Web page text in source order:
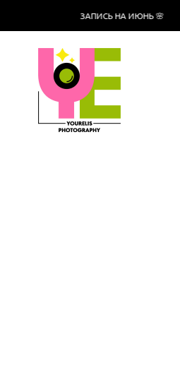
ЗАПИСЬ НА ИЮНЬ 🌸